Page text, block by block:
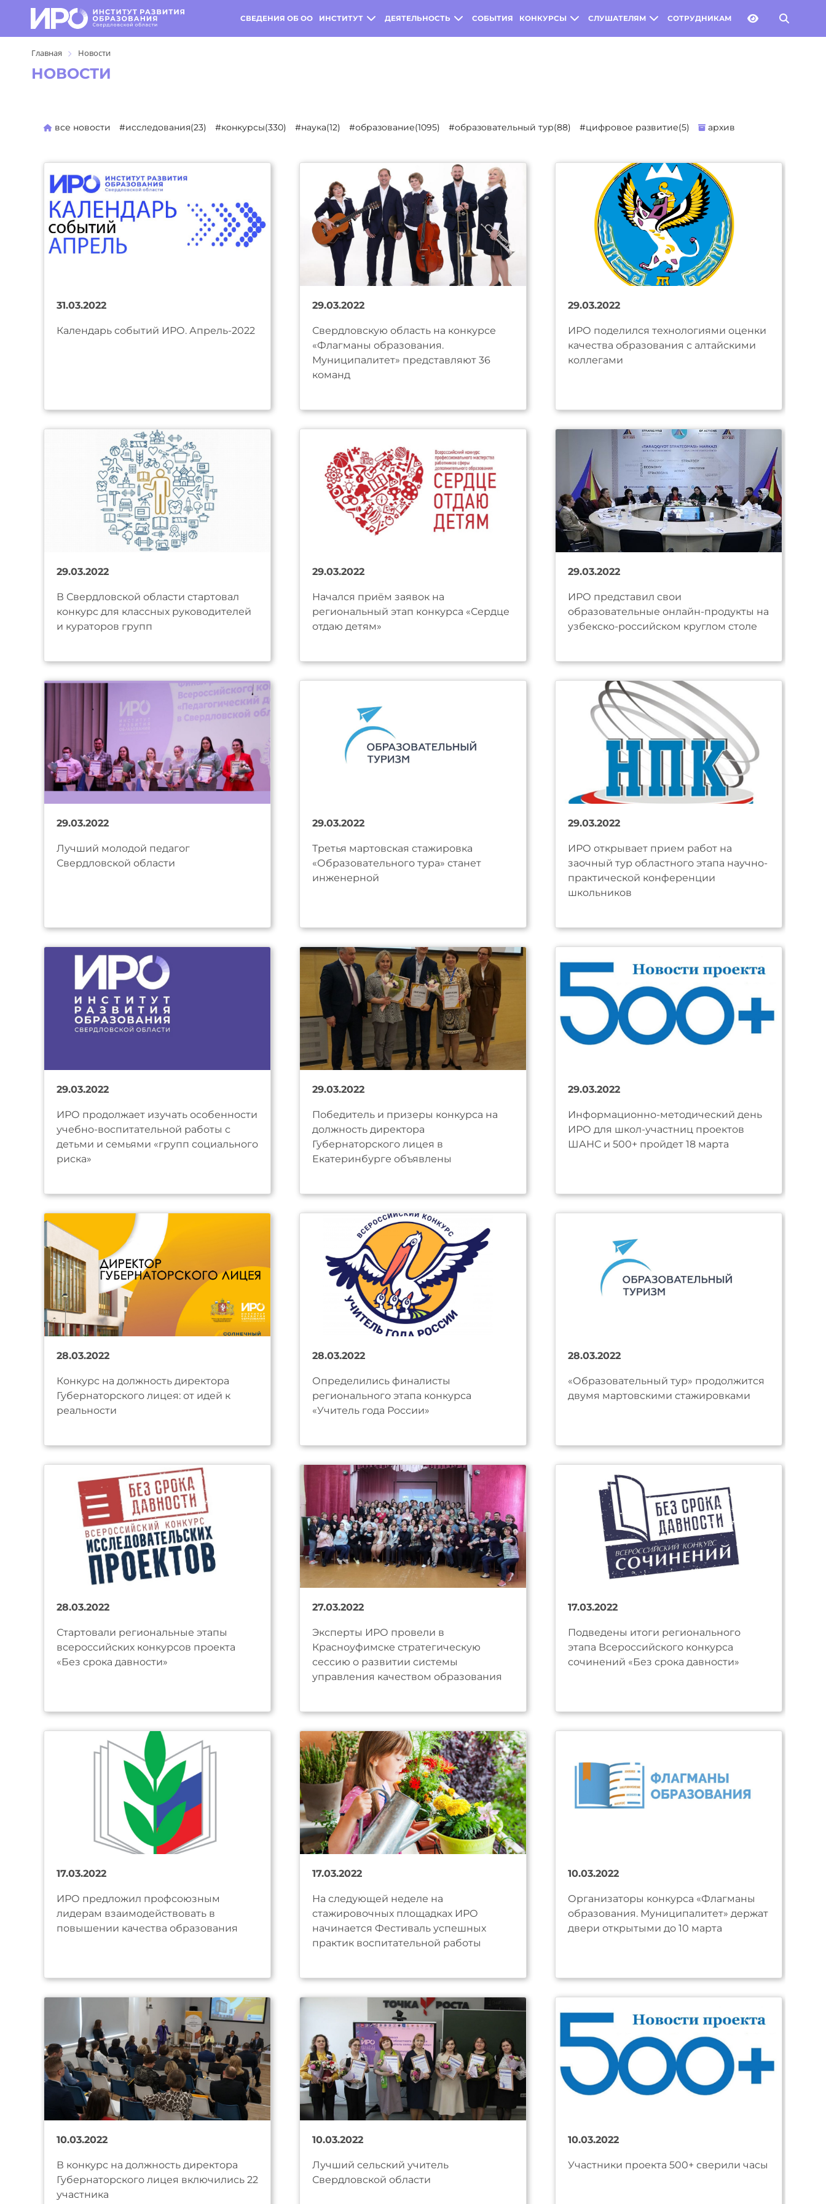
СВЕДЕНИЯ ОБ ОО ИНСТИТУТ ДЕЯТЕЛЬНОСТЬ СОБЫТИЯ КОНКУРСЫ СЛУШАТЕЛЯМ СОТРУДНИКАМ
Главная Новости
НОВОСТИ
все новости #исследования(23) #конкурсы(330) #наука(12) #образование(1095) #образовательный тур(88) #цифровое развитие(5) архив
31.03.2022
Календарь событий ИРО. Апрель-2022
29.03.2022
Свердловскую область на конкурсе
«Флагманы образования.
Муниципалитет» представляют 36
команд
29.03.2022
ИРО поделился технологиями оценки
качества образования с алтайскими
коллегами
29.03.2022
В Свердловской области стартовал
конкурс для классных руководителей
и кураторов групп
29.03.2022
Начался приём заявок на
региональный этап конкурса «Сердце
отдаю детям»
29.03.2022
ИРО представил свои
образовательные онлайн-продукты на
узбекско-российском круглом столе
29.03.2022
Лучший молодой педагог
Свердловской области
29.03.2022
Третья мартовская стажировка
«Образовательного тура» станет
инженерной
29.03.2022
ИРО открывает прием работ на
заочный тур областного этапа научно-
практической конференции
школьников
29.03.2022
ИРО продолжает изучать особенности
учебно-воспитательной работы с
детьми и семьями «групп социального
риска»
29.03.2022
Победитель и призеры конкурса на
должность директора
Губернаторского лицея в
Екатеринбурге объявлены
29.03.2022
Информационно-методический день
ИРО для школ-участниц проектов
ШАНС и 500+ пройдет 18 марта
28.03.2022
Конкурс на должность директора
Губернаторского лицея: от идей к
реальности
28.03.2022
Определились финалисты
регионального этапа конкурса
«Учитель года России»
28.03.2022
«Образовательный тур» продолжится
двумя мартовскими стажировками
28.03.2022
Стартовали региональные этапы
всероссийских конкурсов проекта
«Без срока давности»
27.03.2022
Эксперты ИРО провели в
Красноуфимске стратегическую
сессию о развитии системы
управления качеством образования
17.03.2022
Подведены итоги регионального
этапа Всероссийского конкурса
сочинений «Без срока давности»
17.03.2022
ИРО предложил профсоюзным
лидерам взаимодействовать в
повышении качества образования
17.03.2022
На следующей неделе на
стажировочных площадках ИРО
начинается Фестиваль успешных
практик воспитательной работы
10.03.2022
Организаторы конкурса «Флагманы
образования. Муниципалитет» держат
двери открытыми до 10 марта
10.03.2022
В конкурс на должность директора
Губернаторского лицея включились 22
участника
10.03.2022
Лучший сельский учитель
Свердловской области
10.03.2022
Участники проекта 500+ сверили часы